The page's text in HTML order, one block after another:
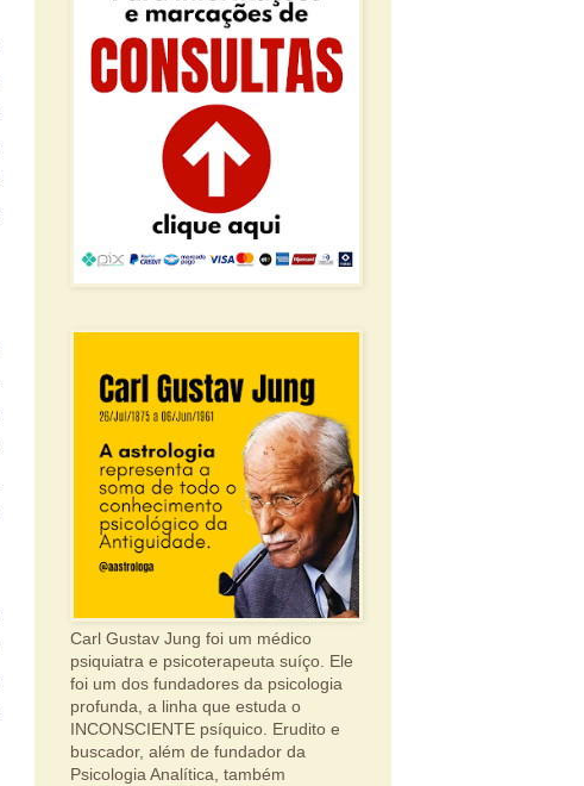
Carl Gustav Jung foi um médico
psiquiatra e psicoterapeuta suíço. Ele
foi um dos fundadores da psicologia
profunda, a linha que estuda o
INCONSCIENTE psíquico. Erudito e
buscador, além de fundador da
Psicologia Analítica, também